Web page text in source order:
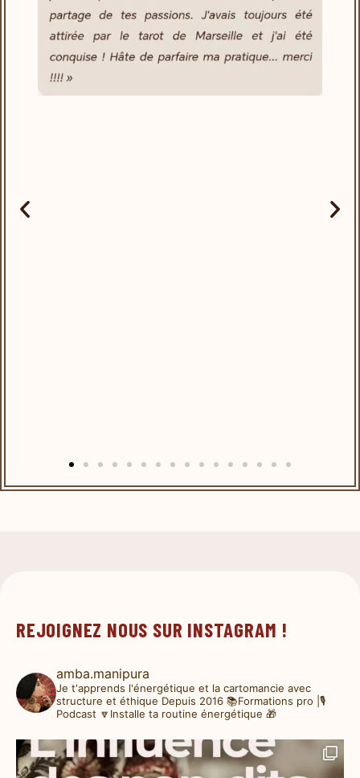
REJOIGNEZ NOUS SUR INSTAGRAM !
amba.manipura
Je t'apprends l'énergétique et la cartomancie avec
structure et éthique Depuis 2016 📚Formations pro |🎙️
Podcast 🔽Installe ta routine énergétique 🎁